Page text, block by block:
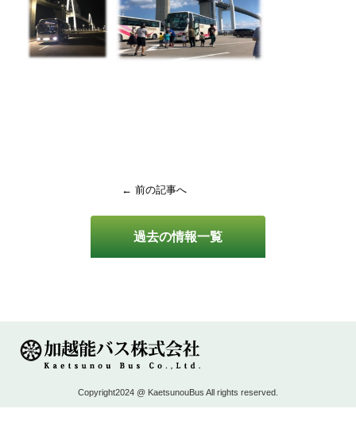
過去の情報一覧
← 前の記事へ
Copyright2024 @ KaetsunouBus All rights reserved.